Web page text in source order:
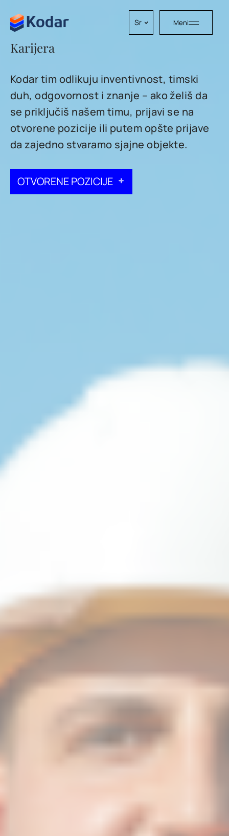
Sr Meni
Karijera
Kodar tim odlikuju inventivnost, timski
duh, odgovornost i znanje – ako želiš da
se priključiš našem timu, prijavi se na
otvorene pozicije ili putem opšte prijave
da zajedno stvaramo sjajne objekte.
OTVORENE POZICIJE